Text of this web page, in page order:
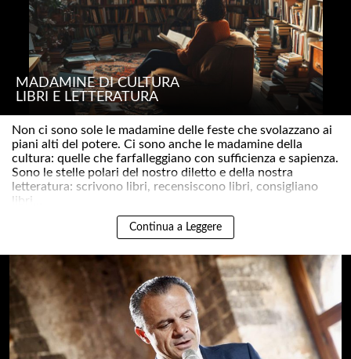
MADAMINE DI CULTURA
LIBRI E LETTERATURA
Non ci sono sole le madamine delle feste che svolazzano ai
piani alti del potere. Ci sono anche le madamine della
cultura: quelle che farfalleggiano con sufficienza e sapienza.
Sono le stelle polari del nostro diletto e della nostra
letteratura: scrivono libri, recensiscono libri, consigliano
libri,..
Continua a Leggere